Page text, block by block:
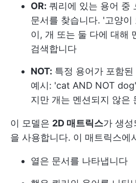
OR: 쿼리에 있는 용어 중
문서를 찾습니다. '고양
이, 개 또는 둘 다에 대해
검색합니다
NOT: 특정 용어가 포함
예시: 'cat AND NOT
지만 개는 멘션되지 않은
이 모델은 2D 매트릭스가 생
을 사용합니다. 이 매트릭스에
열은 문서를 나타냅니다